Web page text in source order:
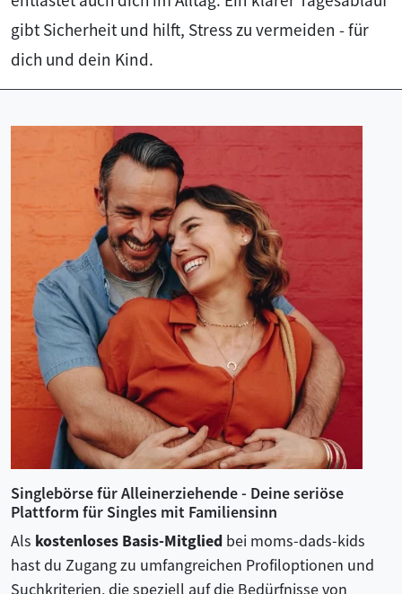
gibt Sicherheit und hilft, Stress zu vermeiden - für
dich und dein Kind.
Singlebörse für Alleinerziehende - Deine seriöse
Plattform für Singles mit Familiensinn
Als kostenloses Basis-Mitglied bei moms-dads-kids
hast du Zugang zu umfangreichen Profiloptionen und
Suchkriterien, die speziell auf die Bedürfnisse von